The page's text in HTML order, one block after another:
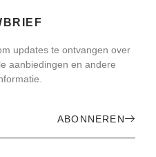
updates te ontvangen over
aanbiedingen en andere
ABONNEREN